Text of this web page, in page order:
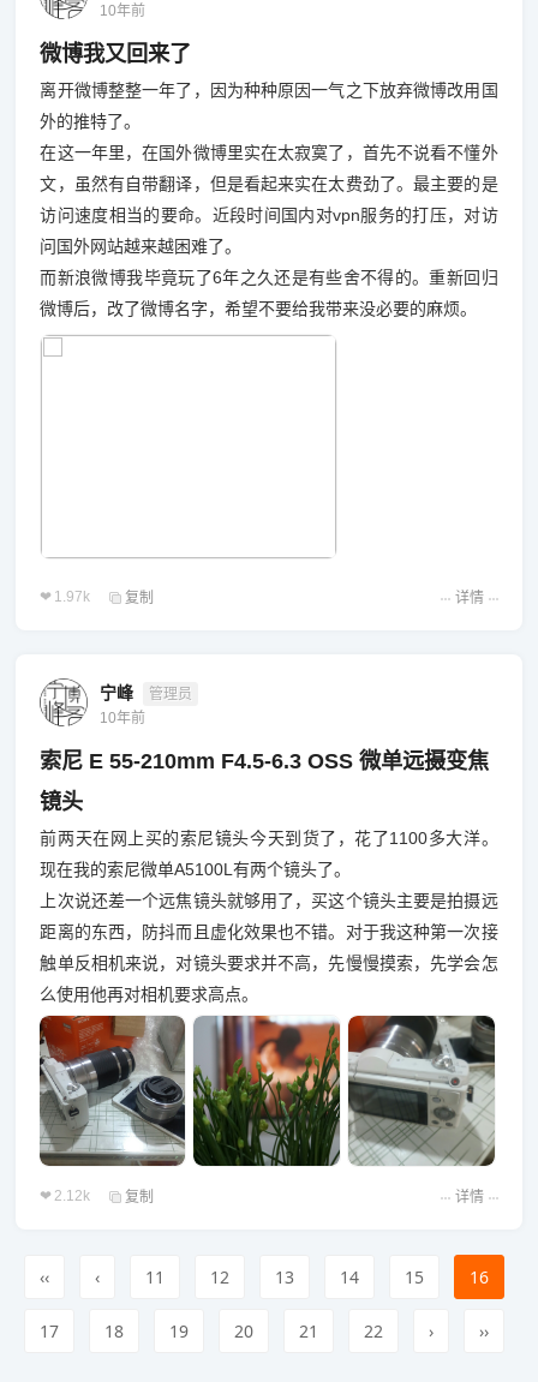
10年前
微博我又回来了
离开微博整整一年了，因为种种原因一气之下放弃微博改用国
外的推特了。
在这一年里，在国外微博里实在太寂寞了，首先不说看不懂外
文，虽然有自带翻译，但是看起来实在太费劲了。最主要的是
访问速度相当的要命。近段时间国内对vpn服务的打压，对访
问国外网站越来越困难了。
而新浪微博我毕竟玩了6年之久还是有些舍不得的。重新回归
微博后，改了微博名字，希望不要给我带来没必要的麻烦。
1.97k 复制 详情
宁峰
管理员
10年前
索尼 E 55-210mm F4.5-6.3 OSS 微单远摄变焦
镜头
前两天在网上买的索尼镜头今天到货了，花了1100多大洋。
现在我的索尼微单A5100L有两个镜头了。
上次说还差一个远焦镜头就够用了，买这个镜头主要是拍摄远
距离的东西，防抖而且虚化效果也不错。对于我这种第一次接
触单反相机来说，对镜头要求并不高，先慢慢摸索，先学会怎
么使用他再对相机要求高点。
2.12k 复制 详情
‹‹ ‹ 11 12 13 14 15 16
17 18 19 20 21 22 › ››